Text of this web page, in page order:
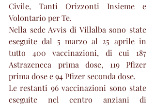
Civile, Tanti Orizzonti Insieme e
Volontario per Te.
Nella sede Avvis di Villalba sono state
eseguite dal 5 marzo al 25 aprile in
tutto 400 vaccinazioni, di cui 187
Astrazeneca prima dose, 119 Pfizer
prima dose e 94 Pfizer seconda dose.
Le restanti 96 vaccinazioni sono state
eseguite nel centro anziani di